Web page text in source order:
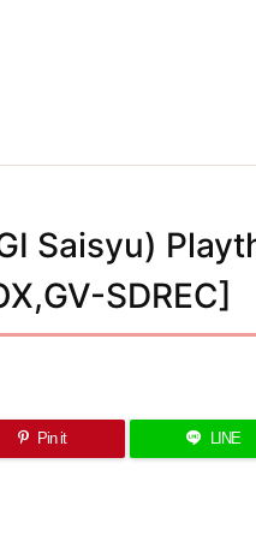
Saisyu)
SDREC]
Pin it LINE